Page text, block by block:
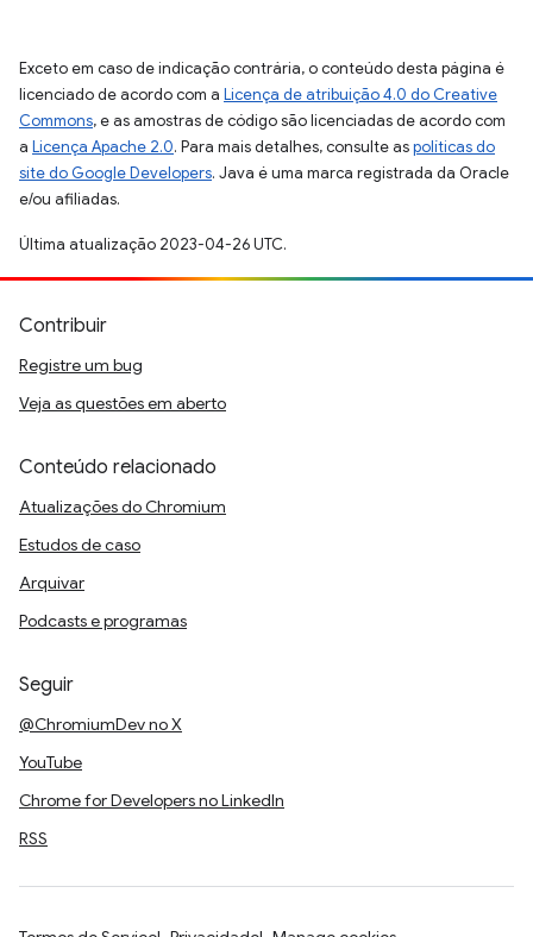
Exceto em caso de indicação contrária, o conteúdo desta página é
licenciado de acordo com a Licença de atribuição 4.0 do Creative
Commons, e as amostras de código são licenciadas de acordo com
a Licença Apache 2.0. Para mais detalhes, consulte aspolíticas do
site do Google Developers. Java é uma marca registrada da Oracle
e/ou afiliadas.
Última atualização 2023-04-26 UTC.
Contribuir
Registre um bug
Veja as questões em aberto
Conteúdo relacionado
Atualizações do Chromium
Estudos de caso
Arquivar
Podcasts e programas
Seguir
@ChromiumDev no X
YouTube
Chrome for Developers no LinkedIn
RSS